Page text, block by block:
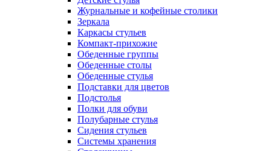
Журнальные и кофейные столики
Зеркала
Каркасы стульев
Компакт-прихожие
Обеденные группы
Обеденные столы
Обеденные стулья
Подставки для цветов
Подстолья
Полки для обуви
Полубарные стулья
Сидения стульев
Системы хранения